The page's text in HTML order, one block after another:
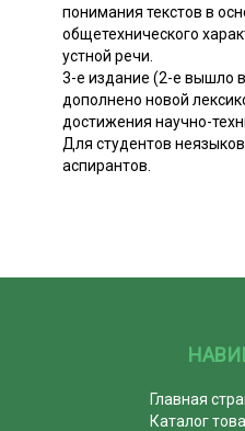
понимания текстов в
общетехнического
устной речи.
3-е издание (2-е вышло
дополнено новой
достижения научно-
Для студентов
аспирантов.
Главная
Каталог